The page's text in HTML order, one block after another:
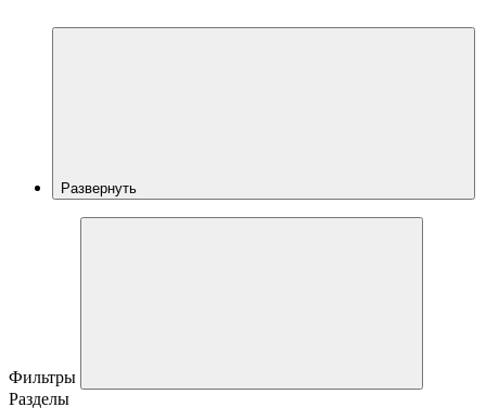
Развернуть
Фильтры
Разделы